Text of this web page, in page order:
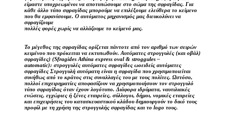
είμαστε υποχρεωμένοι να αποτυπώσουμε στο σώμα της σφραγίδας. Για
κάθε άλλο τύπο σφραγίδας μπορούμε να επιλέξουμε ελεύθερα το κείμενο
που θα εμφανίσουμε. Ο αυτόματος μηχανισμός μας διευκολύνει να
σφραγίζουμε
πολλές φορές χωρίς να αλλάζουμε το κείμενό μας.
Το μέγεθος της σφραγίδας ορίζεται πάντοτε από τον αριθμό των σειρών
κειμένου που πρόκειται να εκτυπωθούν. Αυτόματες στρογγυλές (και οβάλ)
σφραγίδες) (Sfragides Athina express oval & stroggules –
automatic): στρογγυλές αυτόματες σφραγίδες ωοειδείς αυτόματες
σφραγίδες Στρογγυλή αυτόματη είναι η σφραγίδα που χρησιμοποιείται
συνήθως από το κράτος στις συναλλαγές του με τους πολίτες. Ωστόσο,
πολλοί επιχειρηματίες αποφασίζουν να χρησιμοποιήσουν τον στρογγυλό
τύπο σφραγίδας όταν έχουν λογότυπο. Διάφορα ιδρύματα, ναυτιλιακές
ενώσεις, εγχώριες ή ξένες εταιρείες, σύλλογοι, δήμοι, νομικές εταιρείες
και επιχειρήσεις του κατασκευαστικού κλάδου δημιουργούν το δικό τους
προφίλ με τη χρήση της στρογγυλής σφραγίδας και το logo τους.